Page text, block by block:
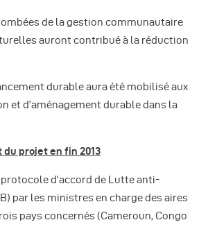
de la gestion communautaire
auront contribué à la réduction
durable aura été mobilisé aux
et d’aménagement durable dans la
du projet en fin 2013
protocole d’accord de Lutte anti-
par les ministres en charge des aires
pays concernés (Cameroun, Congo